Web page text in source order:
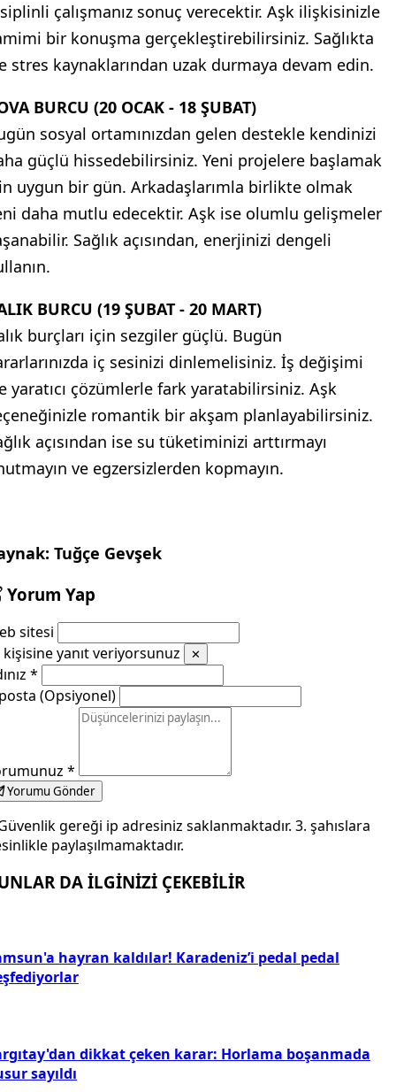
çalışmanız sonuç verecektir. Aşk ilişkisinizle
bir konuşma gerçekleştirebilirsiniz. Sağlıkta
stres kaynaklarından uzak durmaya devam edin.
BURCU (20 OCAK - 18 ŞUBAT)
sosyal ortamınızdan gelen destekle kendinizi
güçlü hissedebilirsiniz. Yeni projelere başlamak
uygun bir gün. Arkadaşlarımla birlikte olmak
daha mutlu edecektir. Aşk ise olumlu gelişmeler
Sağlık açısından, enerjinizi dengeli
BURCU (19 ŞUBAT - 20 MART)
burçları için sezgiler güçlü. Bugün
iç sesinizi dinlemelisiniz. İş değişimi
yaratıcı çözümlerle fark yaratabilirsiniz. Aşk
romantik bir akşam planlayabilirsiniz.
açısından ise su tüketiminizi arttırmayı
ve egzersizlerden kopmayın.
Tuğçe Gevşek
Yorum Yap
sitesi
kişisine yanıt veriyorsunuz
✕
*
(Opsiyonel)
*
Yorumu Gönder
gereği ip adresiniz saklanmaktadır. 3. şahıslara
paylaşılmamaktadır.
DA İLGİNİZİ ÇEKEBİLİR
hayran kaldılar! Karadeniz’i pedal pedal
dikkat çeken karar: Horlama boşanmada
sayıldı